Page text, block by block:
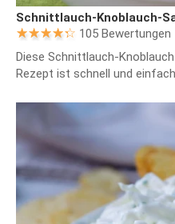
Schnittlauch-Knoblauch-
105 Bewertungen
Diese Schnittlauch-
Rezept ist schnell und